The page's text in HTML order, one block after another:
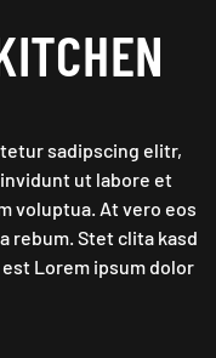
sadipscing elitr,
ut labore et
voluptua. At vero eos
rebum. Stet clita kasd
Lorem ipsum dolor